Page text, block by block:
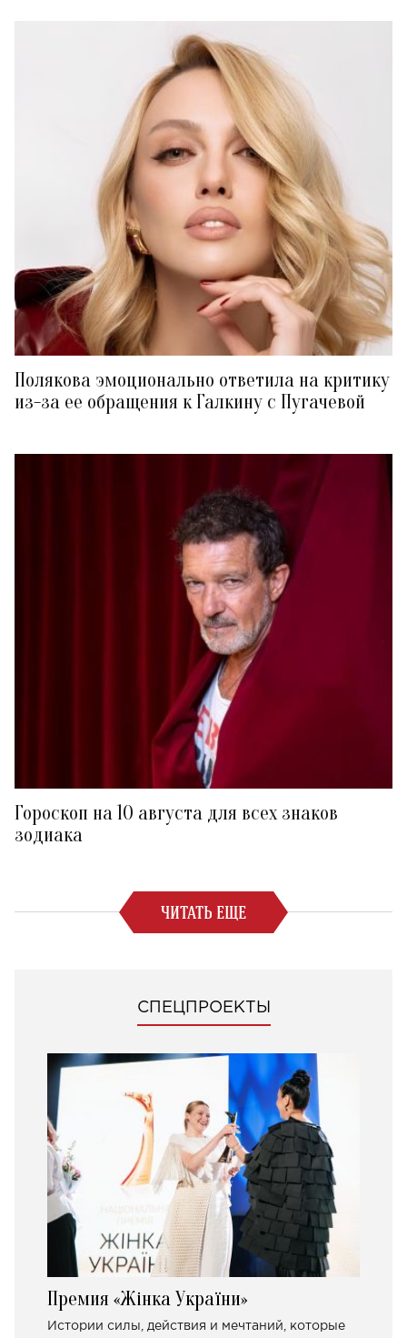
Полякова эмоционально ответила на критику
из-за ее обращения к Галкину с Пугачевой
Гороскоп на 10 августа для всех знаков
зодиака
ЧИТАТЬ ЕЩЕ
СПЕЦПРОЕКТЫ
Премия «Жінка України»
Истории силы, действия и мечтаний, которые